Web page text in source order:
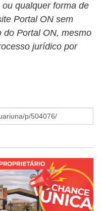
qualquer forma de
Portal ON sem
do Portal ON, mesmo
jurídico por